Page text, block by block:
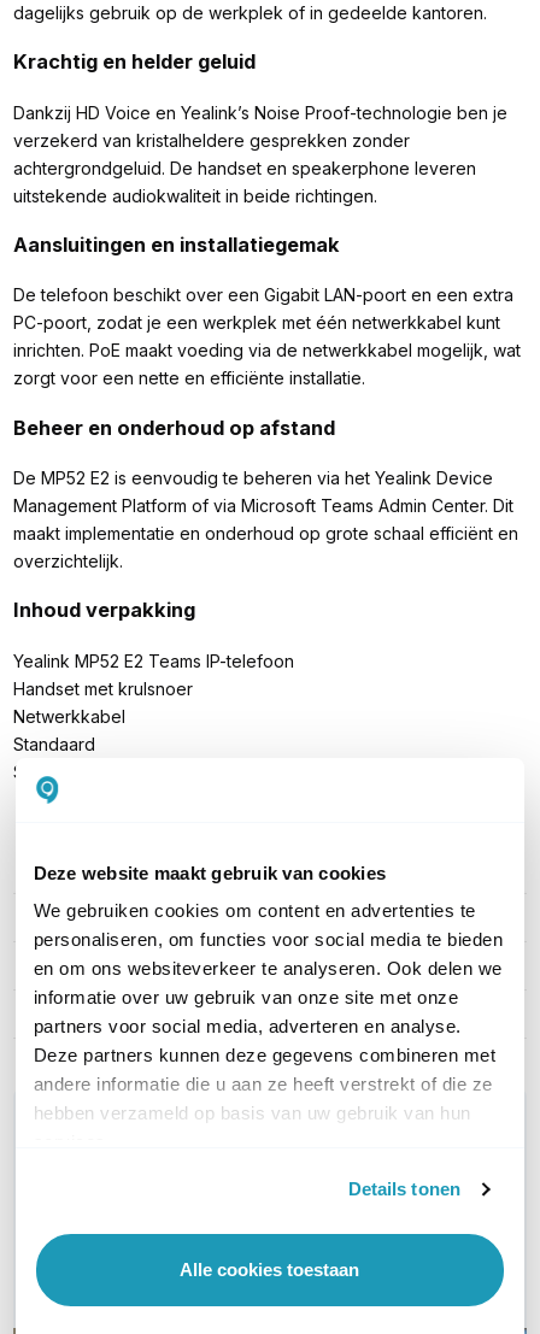
Deze website maakt gebruik van cookies
We gebruiken cookies om content en advertenties te
personaliseren, om functies voor social media te bieden
en om ons websiteverkeer te analyseren. Ook delen we
informatie over uw gebruik van onze site met onze
partners voor social media, adverteren en analyse.
Deze partners kunnen deze gegevens combineren met
andere informatie die u aan ze heeft verstrekt of die ze
hebben verzameld op basis van uw gebruik van hun
Details tonen
Alle cookies toestaan
dagelijks gebruik op de werkplek of in gedeelde kantoren.
Krachtig en helder geluid
Dankzij HD Voice en Yealink’s Noise Proof-technologie ben je
verzekerd van kristalheldere gesprekken zonder
achtergrondgeluid. De handset en speakerphone leveren
uitstekende audiokwaliteit in beide richtingen.
Aansluitingen en installatiegemak
De telefoon beschikt over een Gigabit LAN-poort en een extra
PC-poort, zodat je een werkplek met één netwerkkabel kunt
inrichten. PoE maakt voeding via de netwerkkabel mogelijk, wat
zorgt voor een nette en efficiënte installatie.
Beheer en onderhoud op afstand
De MP52 E2 is eenvoudig te beheren via het Yealink Device
Management Platform of via Microsoft Teams Admin Center. Dit
maakt implementatie en onderhoud op grote schaal efficiënt en
overzichtelijk.
Inhoud verpakking
Yealink MP52 E2 Teams IP-telefoon
Handset met krulsnoer
Netwerkkabel
Standaard
Snelstartgids
PRODUCT DETAILS
Merk Yealink
Artikelnummer MP52 E2 TEAMS
WIL JIJ ADVIES OP MAAT?
E-mail